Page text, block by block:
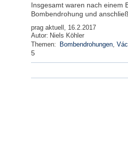
Insgesamt waren nach einem
Bombendrohung und
prag aktuell, 16.2.2017
Autor: Niels Köhler
Themen:
Bombendrohungen,
5